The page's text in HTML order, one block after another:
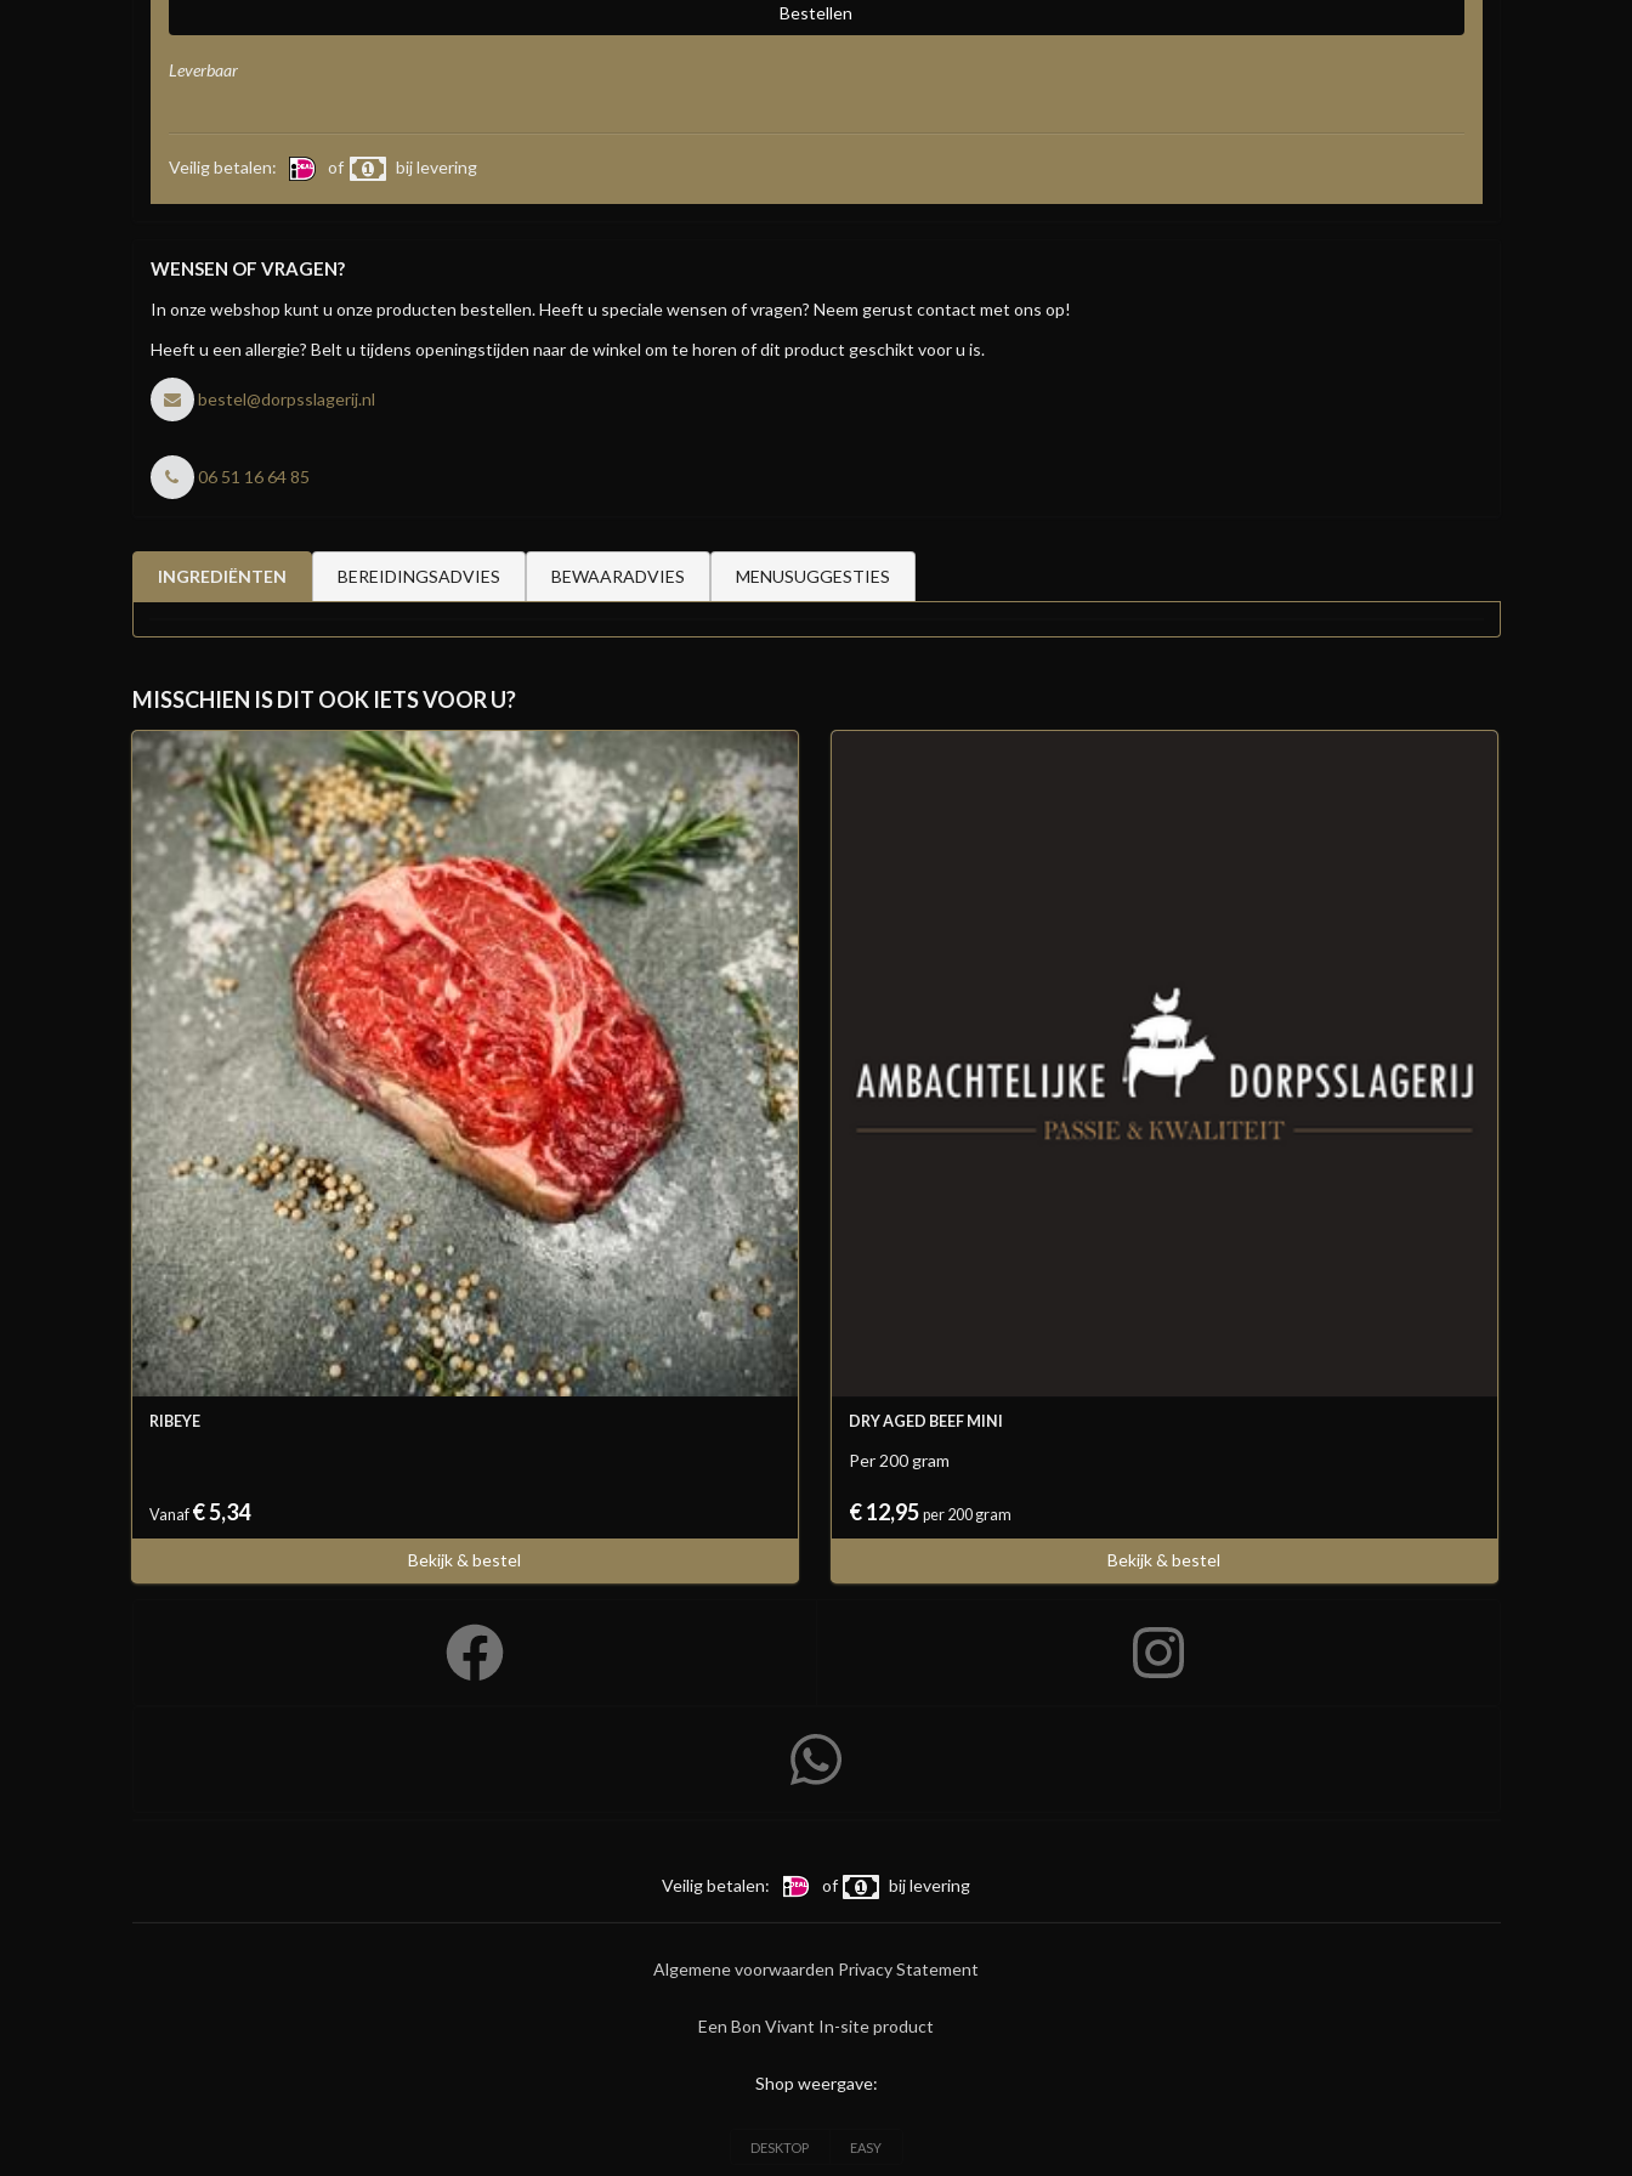
Leverbaar
Veilig betalen: of bij levering
WENSEN OF VRAGEN?
In onze webshop kunt u onze producten bestellen. Heeft u speciale wensen of vragen? Neem gerust contact met ons op!
Heeft u een allergie? Belt u tijdens openingstijden naar de winkel om te horen of dit product geschikt voor u is.
bestel@dorpsslagerij.nl
06 51 16 64 85
INGREDIËNTEN BEREIDINGSADVIES BEWAARADVIES MENUSUGGESTIES
MISSCHIEN IS DIT OOK IETS VOOR U?
RIBEYE
Vanaf € 5,34
Bekijk & bestel
DRY AGED BEEF MINI
Per 200 gram
€ 12,95 per 200 gram
Bekijk & bestel
Veilig betalen: of bij levering
Algemene voorwaarden Privacy Statement
Een Bon Vivant In-site product
Shop weergave:
DESKTOP EASY